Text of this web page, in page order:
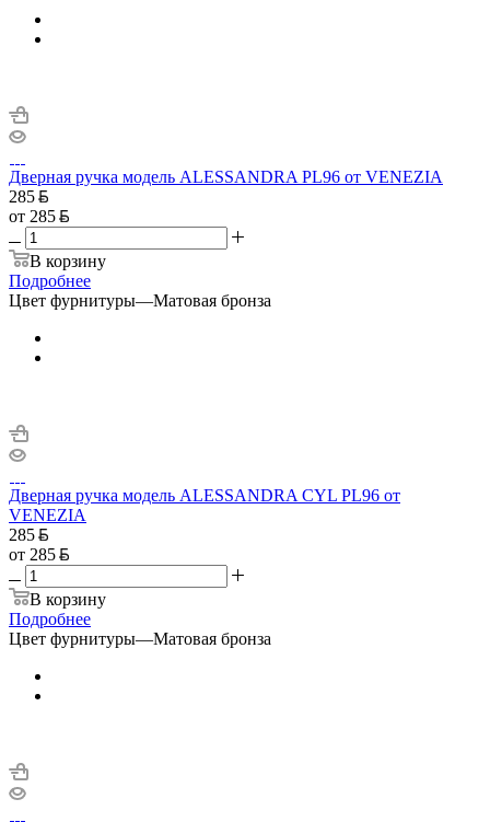
Дверная ручка модель ALESSANDRA PL96 от VENEZIA
285
от 285
В корзину
Подробнее
Цвет фурнитуры—Матовая бронза
Дверная ручка модель ALESSANDRA CYL PL96 от
VENEZIA
285
от 285
В корзину
Подробнее
Цвет фурнитуры—Матовая бронза